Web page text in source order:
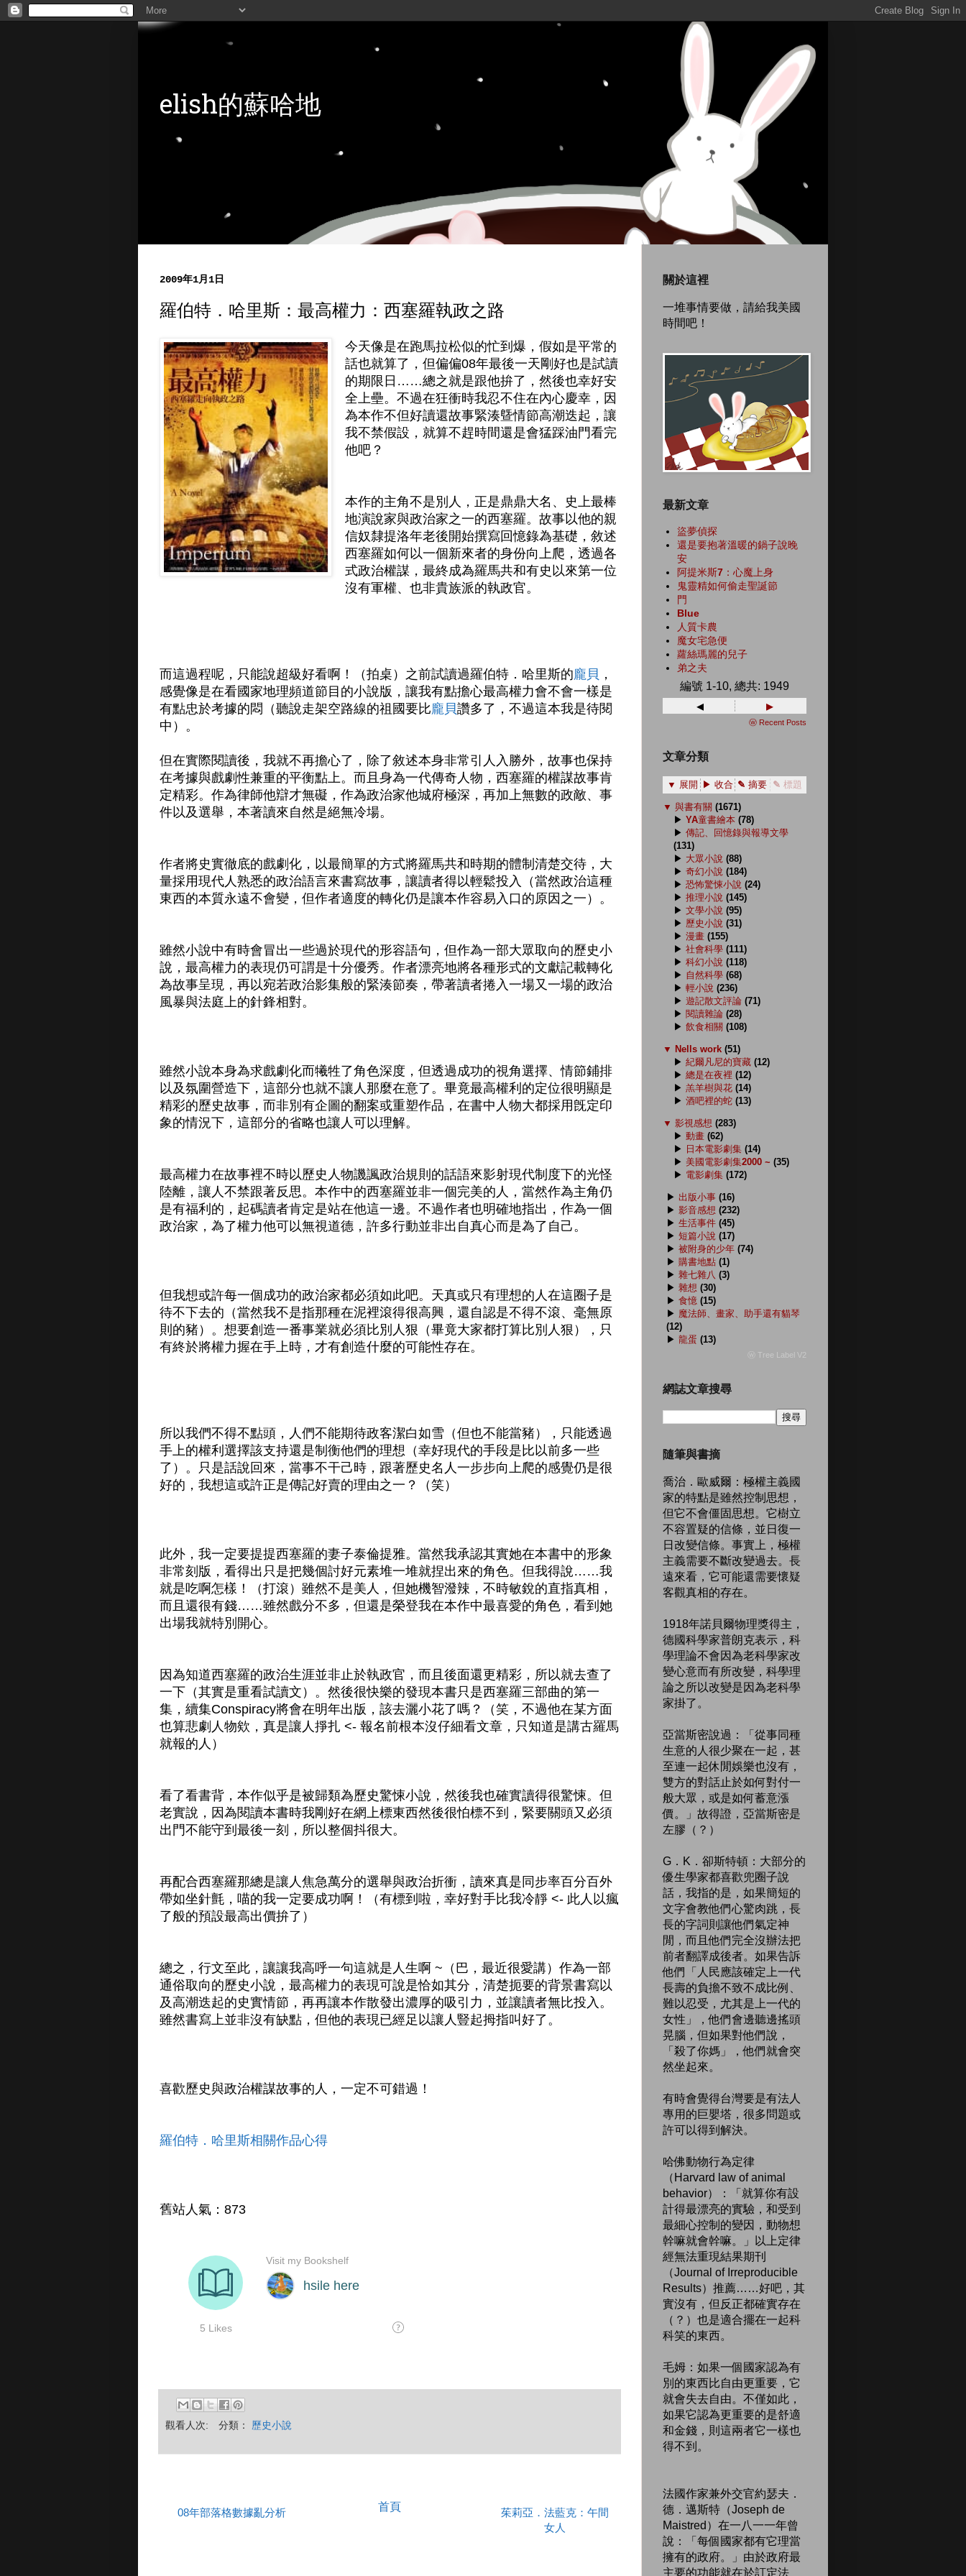
elish的蘇哈地
2009年1月1日
羅伯特．哈里斯：最高權力：西塞羅執政之路
今天像是在跑馬拉松似的忙到爆，假如是平常的
話也就算了，但偏偏08年最後一天剛好也是試讀
的期限日……總之就是跟他拚了，然後也幸好安
全上壘。不過在狂衝時我忍不住在內心慶幸，因
為本作不但好讀還故事緊湊曁情節高潮迭起，讓
我不禁假設，就算不趕時間還是會猛踩油門看完
他吧？
本作的主角不是別人，正是鼎鼎大名、史上最棒
地演說家與政治家之一的西塞羅。故事以他的親
信奴隸提洛年老後開始撰寫回憶錄為基礎，敘述
西塞羅如何以一個新來者的身份向上爬，透過各
式政治權謀，最終成為羅馬共和有史以來第一位
沒有軍權、也非貴族派的執政官。
而這過程呢，只能說超級好看啊！（拍桌）之前試讀過羅伯特．哈里斯的龐貝 ，
感覺像是在看國家地理頻道節目的小說版，讓我有點擔心最高權力會不會一樣是
有點忠於考據的悶（聽說走架空路線的祖國要比龐貝讚多了，不過這本我是待閱
中）。
但在實際閱讀後，我就不再擔心了，除了敘述本身非常引人入勝外，故事也保持
在考據與戲劇性兼重的平衡點上。而且身為一代傳奇人物，西塞羅的權謀故事肯
定精彩。作為律師他辯才無礙，作為政治家他城府極深，再加上無數的政敵、事
件以及選舉，本著讀來自然是絕無冷場。
作者將史實徹底的戲劇化，以最簡單的方式將羅馬共和時期的體制清楚交待，大
量採用現代人熟悉的政治語言來書寫故事，讓讀者得以輕鬆投入（當然政治這種
東西的本質永遠不會變，但作者適度的轉化仍是讓本作容易入口的原因之一）。
雖然小說中有時會冒出一些過於現代的形容語句，但作為一部大眾取向的歷史小
說，最高權力的表現仍可謂是十分優秀。作者漂亮地將各種形式的文獻記載轉化
為故事呈現，再以宛若政治影集般的緊湊節奏，帶著讀者捲入一場又一場的政治
風暴與法庭上的針鋒相對。
雖然小說本身為求戲劇化而犧牲了角色深度，但透過成功的視角選擇、情節鋪排
以及氛圍營造下，這部分也就不讓人那麼在意了。畢竟最高權利的定位很明顯是
精彩的歷史故事，而非別有企圖的翻案或重塑作品，在書中人物大都採用旣定印
象的情況下，這部分的省略也讓人可以理解。
最高權力在故事裡不時以歷史人物譏諷政治規則的話語來影射現代制度下的光怪
陸離，讓人不禁跟著反思。本作中的西塞羅並非一個完美的人，當然作為主角仍
是有福利的，起碼讀者肯定是站在他這一邊。不過作者也明確地指出，作為一個
政治家，為了權力他可以無視道德，許多行動並非出自真心而是為了自己。
但我想或許每一個成功的政治家都必須如此吧。天真或只有理想的人在這圈子是
待不下去的（當然我不是指那種在泥裡滾得很高興，還自認是不得不滾、毫無原
則的豬）。想要創造一番事業就必須比別人狠（畢竟大家都打算比別人狠），只
有終於將權力握在手上時，才有創造什麼的可能性存在。
所以我們不得不點頭，人們不能期待政客潔白如雪（但也不能當豬），只能透過
手上的權利選擇該支持還是制衡他們的理想（幸好現代的手段是比以前多一些
了）。只是話說回來，當事不干己時，跟著歷史名人一步步向上爬的感覺仍是很
好的，我想這或許正是傳記好賣的理由之一？（笑）
此外，我一定要提提西塞羅的妻子泰倫提雅。當然我承認其實她在本書中的形象
非常刻版，看得出只是把幾個討好元素堆一堆就捏出來的角色。但我得說……我
就是吃啊怎樣！（打滾）雖然不是美人，但她機智潑辣，不時敏銳的直指真相，
而且還很有錢……雖然戲分不多，但還是榮登我在本作中最喜愛的角色，看到她
出場我就特別開心。
因為知道西塞羅的政治生涯並非止於執政官，而且後面還更精彩，所以就去查了
一下（其實是重看試讀文）。然後很快樂的發現本書只是西塞羅三部曲的第一
集，續集Conspiracy將會在明年出版，該去灑小花了嗎？（笑，不過他在某方面
也算悲劇人物欸，真是讓人掙扎 <- 報名前根本沒仔細看文章，只知道是講古羅馬
就報的人）
看了看書背，本作似乎是被歸類為歷史驚悚小說，然後我也確實讀得很驚悚。但
老實說，因為閱讀本書時我剛好在網上標東西然後很怕標不到，緊要關頭又必須
出門不能守到最後一刻，所以整個抖很大。
再配合西塞羅那總是讓人焦急萬分的選舉與政治折衝，讀來真是同步率百分百外
帶如坐針氈，喵的我一定要成功啊！（有標到啦，幸好對手比我冷靜 <- 此人以瘋
了般的預設最高出價拚了）
總之，行文至此，讓讓我高呼一句這就是人生啊 ~（巴，最近很愛講）作為一部
通俗取向的歷史小說，最高權力的表現可說是恰如其分，清楚扼要的背景書寫以
及高潮迭起的史實情節，再再讓本作散發出濃厚的吸引力，並讓讀者無比投入。
雖然書寫上並非沒有缺點，但他的表現已經足以讓人豎起拇指叫好了。
喜歡歷史與政治權謀故事的人，一定不可錯過！
羅伯特．哈里斯相關作品心得
舊站人氣：873
觀看人次: 分類： 歷史小說
08年部落格數據亂分析
茱莉亞．法藍克：午間
女人
首頁
關於這裡
一堆事情要做，請給我美國
時間吧！
最新文章
盜夢偵探
還是要抱著溫暖的鍋子說晚
安
阿提米斯7：心魔上身
鬼靈精如何偷走聖誕節
門
Blue
人質卡農
魔女宅急便
蘿絲瑪麗的兒子
弟之夫
編號 1-10, 總共: 1949
◂ ▸
ⓦ Recent Posts
文章分類
▼ 展開 ▶ 收合 ✎ 摘要 ✎ 標題
▼ 與書有關 (1671)
▶ YA童書繪本 (78)
▶ 傳記、回憶錄與報導文學
(131)
▶ 大眾小說 (88)
▶ 奇幻小說 (184)
▶ 恐怖驚悚小說 (24)
▶ 推理小說 (145)
▶ 文學小說 (95)
▶ 歷史小說 (31)
▶ 漫畫 (155)
▶ 社會科學 (111)
▶ 科幻小說 (118)
▶ 自然科學 (68)
▶ 輕小說 (236)
▶ 遊記散文評論 (71)
▶ 閱讀雜論 (28)
▶ 飲食相關 (108)
▼ Nells work (51)
▶ 紀爾凡尼的寶藏 (12)
▶ 總是在夜裡 (12)
▶ 羔羊樹與花 (14)
▶ 酒吧裡的蛇 (13)
▼ 影視感想 (283)
▶ 動畫 (62)
▶ 日本電影劇集 (14)
▶ 美國電影劇集2000 ~ (35)
▶ 電影劇集 (172)
▶ 出版小事 (16)
▶ 影音感想 (232)
▶ 生活事件 (45)
▶ 短篇小說 (17)
▶ 被附身的少年 (74)
▶ 購書地點 (1)
▶ 雜七雜八 (3)
▶ 雜想 (30)
▶ 食憶 (15)
▶ 魔法師、畫家、助手還有貓琴
(12)
▶ 龍蛋 (13)
ⓦ Tree Label V2
網誌文章搜尋
隨筆與書摘
喬治．歐威爾：極權主義國
家的特點是雖然控制思想，
但它不會僵固思想。它樹立
不容置疑的信條，並日復一
日改變信條。事實上，極權
主義需要不斷改變過去。長
遠來看，它可能還需要懷疑
客觀真相的存在。
1918年諾貝爾物理獎得主，
德國科學家普朗克表示，科
學理論不會因為老科學家改
變心意而有所改變，科學理
論之所以改變是因為老科學
家掛了。
亞當斯密說過：「從事同種
生意的人很少聚在一起，甚
至連一起休閒娛樂也沒有，
雙方的對話止於如何對付一
般大眾，或是如何蓄意漲
價。」故得證，亞當斯密是
左膠（？）
G．K．卻斯特頓：大部分的
優生學家都喜歡兜圈子說
話，我指的是，如果簡短的
文字會教他們心驚肉跳，長
長的字詞則讓他們氣定神
閒，而且他們完全沒辦法把
前者翻譯成後者。如果告訴
他們「人民應該確定上一代
長壽的負擔不致不成比例、
難以忍受，尤其是上一代的
女性」，他們會邊聽邊搖頭
晃腦，但如果對他們說，
「殺了你媽」，他們就會突
然坐起來。
有時會覺得台灣要是有法人
專用的巨嬰塔，很多問題或
許可以得到解決。
哈佛動物行為定律
（Harvard law of animal
behavior）：「就算你有設
計得最漂亮的實驗，和受到
最細心控制的變因，動物想
幹嘛就會幹嘛。」以上定律
經無法重現結果期刊
（Journal of Irreproducible
Results）推薦……好吧，其
實沒有，但反正都確實存在
（？）也是適合擺在一起科
科笑的東西。
毛姆：如果一個國家認為有
別的東西比自由更重要，它
就會失去自由。不僅如此，
如果它認為更重要的是舒適
和金錢，則這兩者它一樣也
得不到。
法國作家兼外交官約瑟夫．
德．邁斯特（Joseph de
Maistred）在一八一一年曾
說：「每個國家都有它理當
擁有的政府。」由於政府最
主要的功能就在於訂定法